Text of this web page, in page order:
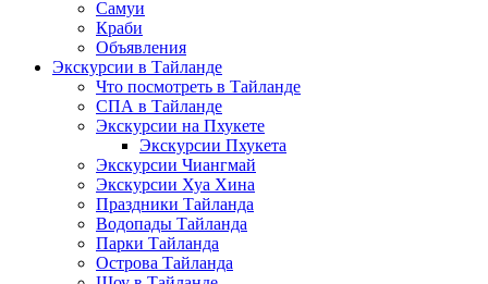
Самуи
Краби
Объявления
Экскурсии в Тайланде
Что посмотреть в Тайланде
СПА в Тайланде
Экскурсии на Пхукете
Экскурсии Пхукета
Экскурсии Чиангмай
Экскурсии Хуа Хина
Праздники Тайланда
Водопады Тайланда
Парки Тайланда
Острова Тайланда